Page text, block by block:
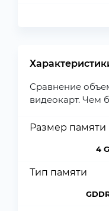
Сравнение
видеокарт. Чем
Размер памяти
4
Тип памяти